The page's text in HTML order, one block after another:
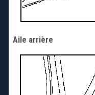
Aile arrière